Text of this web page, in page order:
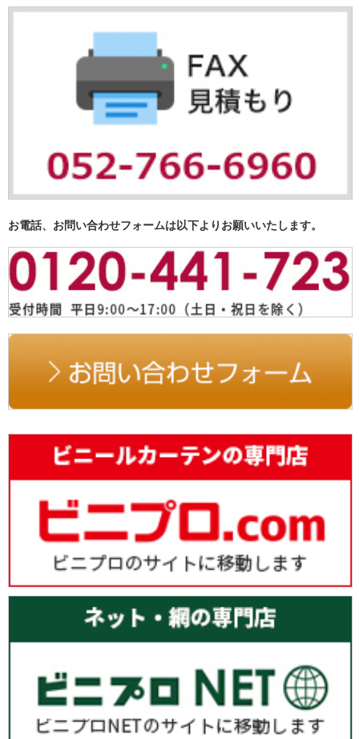
お電話、お問い合わせフォームは以下よりお願いいたします。